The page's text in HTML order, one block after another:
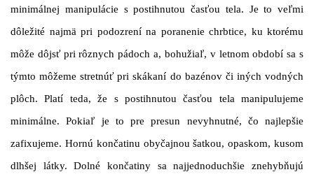
minimálnej manipulácie s postihnutou časťou tela. Je to veľmi
dôležité najmä pri podozrení na poranenie chrbtice, ku ktorému
môže dôjsť pri rôznych pádoch a, bohužiaľ, v letnom období sa s
týmto môžeme stretnúť pri skákaní do bazénov či iných vodných
plôch. Platí teda, že s postihnutou časťou tela manipulujeme
minimálne. Pokiaľ je to pre presun nevyhnutné, čo najlepšie
zafixujeme. Hornú končatinu obyčajnou šatkou, opaskom, kusom
dlhšej látky. Dolné končatiny sa najjednoduchšie znehybňujú